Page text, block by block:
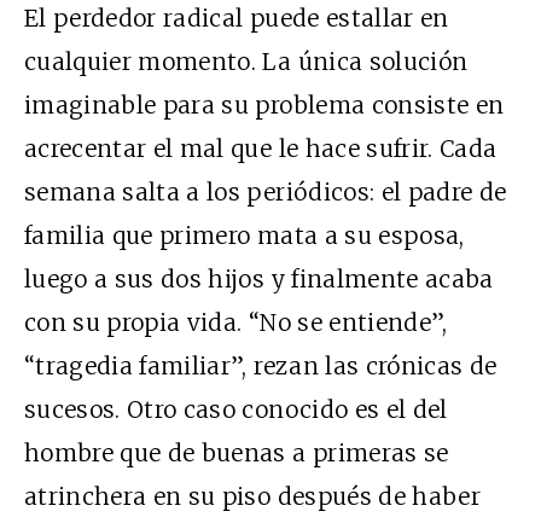
El perdedor radical puede estallar en
cualquier momento. La única solución
imaginable para su problema consiste en
acrecentar el mal que le hace sufrir. Cada
semana salta a los periódicos: el padre de
familia que primero mata a su esposa,
luego a sus dos hijos y finalmente acaba
con su propia vida. “No se entiende”,
“tragedia familiar”, rezan las crónicas de
sucesos. Otro caso conocido es el del
hombre que de buenas a primeras se
atrinchera en su piso después de haber